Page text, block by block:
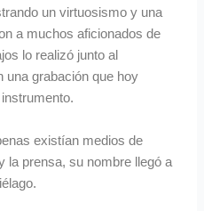
un virtuosismo y una
a muchos aficionados de
lo realizó junto al
una grabación que hoy
existían medios de
la prensa, su nombre llegó a